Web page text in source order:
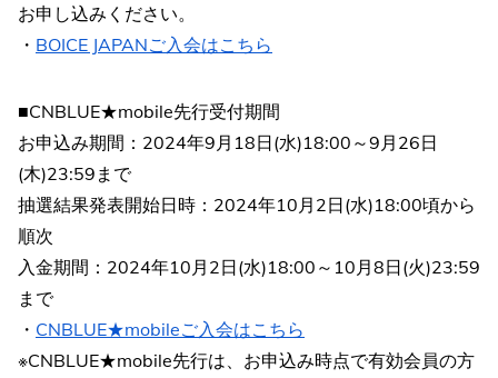
お申し込みください。
・ BOICE JAPANご入会はこちら
■CNBLUE★mobile先行受付期間
お申込み期間：2024年9月18日(水)18:00～9月26日
(木)23:59まで
抽選結果発表開始日時：2024年10月2日(水)18:00頃から
順次
入金期間：2024年10月2日(水)18:00～10月8日(火)23:59
まで
・ CNBLUE★mobileご入会はこちら
※CNBLUE★mobile先行は、お申込み時点で有効会員の方